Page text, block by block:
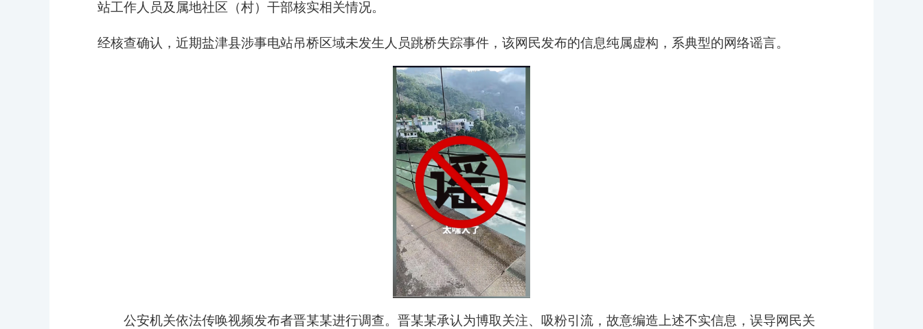
站工作人员及属地社区（村）干部核实相关情况。
经核查确认，近期盐津县涉事电站吊桥区域未发生人员跳桥失踪事件，该网民发布的信息纯属虚构，系典型的网络谣言。
公安机关依法传唤视频发布者晋某某进行调查。晋某某承认为博取关注、吸粉引流，故意编造上述不实信息，误导网民关